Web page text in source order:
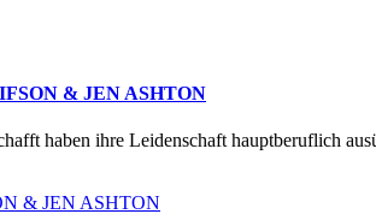
& JEN ASHTON
haben ihre Leidenschaft hauptberuflich
& JEN ASHTON